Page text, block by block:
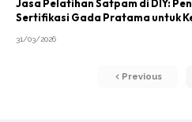
Jasa Pelatihan Satpam di DIY:
Sertifikasi Gada Pratama untuk
31/03/2026
Previous